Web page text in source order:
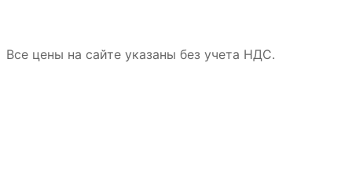
Все цены на сайте указаны без учета НДС.